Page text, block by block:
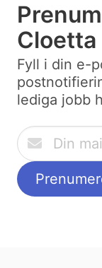
Cloetta
Fyll i din e-
lediga jobb